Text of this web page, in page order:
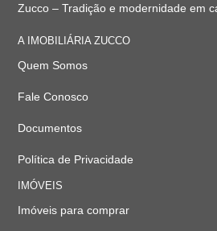
Zucco – Tradição e modernidade em
A IMOBILIÁRIA ZUCCO
Quem Somos
Fale Conosco
Documentos
Política de Privacidade
IMÓVEIS
Imóveis para comprar